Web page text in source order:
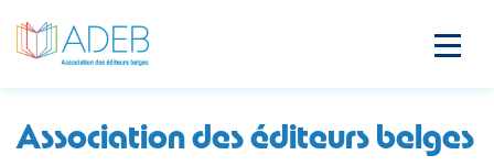
Association des éditeurs belges